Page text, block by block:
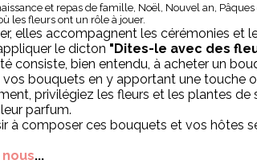
et repas de famille, Noël, Nouvel an, Pâques
les fleurs ont un rôle à jouer.
elles accompagnent les cérémonies et
le dicton "Dites-le avec des
consiste, bien entendu, à acheter un
vos bouquets en y apportant une touche
privilégiez les fleurs et les plantes
parfum.
à composer ces bouquets et vos hôtes
...